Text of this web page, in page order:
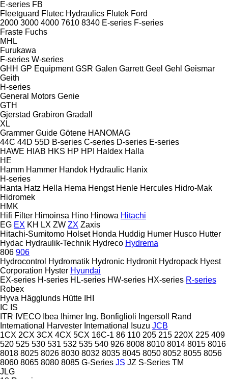
E-series FB
Fleetguard Flutec Hydraulics Flutek Ford
2000 3000 4000 7610 8340 E-series F-series
Fraste Fuchs
MHL
Furukawa
F-series W-series
GHH GP Equipment GSR Galen Garrett Geel Gehl Geismar
Geith
H-series
General Motors Genie
GTH
Gjerstad Grabiron Gradall
XL
Grammer Guide Götene HANOMAG
44C 44D 55D B-series C-series D-series E-series
HAWE HIAB HKS HP HPI Haldex Halla
HE
Hamm Hammer Handok Hydraulic Hanix
H-series
Hanta Hatz Hella Hema Hengst Henle Hercules Hidro-Mak
Hidromek
HMK
Hifi Filter Himoinsa Hino Hinowa Hitachi
EG EX KH LX ZW ZX Zaxis
Hitachi-Sumitomo Holset Honda Huddig Humer Husco Hutter
Hydac Hydraulik-Technik Hydreco Hydrema
806 906
Hydrocontrol Hydromatik Hydronic Hydronit Hydropack Hyest
Corporation Hyster Hyundai
EX-series H-series HL-series HW-series HX-series R-series
Robex
Hyva Hägglunds Hütte IHI
IC IS
ITR IVECO Ibea Ihimer Ing. Bonfiglioli Ingersoll Rand
International Harvester International Isuzu JCB
1CX 2CX 3CX 4CX 5CX 16C-1 86 110 205 215 220X 225 409
520 525 530 531 532 535 540 926 8008 8010 8014 8015 8016
8018 8025 8026 8030 8032 8035 8045 8050 8052 8055 8056
8060 8065 8080 8085 G-Series JS JZ S-Series TM
JLG